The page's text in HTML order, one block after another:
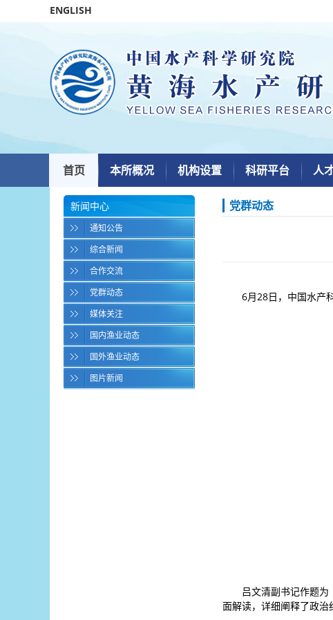
ENGLISH
首页 本所概况 机构设置 科研平台 人
新闻中心
通知公告
综合新闻
合作交流
党群动态
媒体关注
国内渔业动态
国外渔业动态
图片新闻
党群动态
6月28日，中国水产
吕文清副书记作题为
面解读，详细阐释了政治